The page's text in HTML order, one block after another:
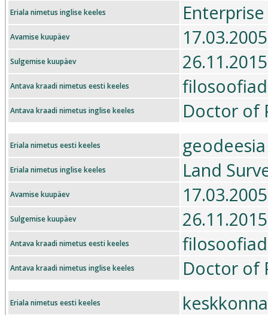
Eriala nimetus inglise keeles
Avamise kuupäev 17.03.2005
Sulgemise kuupäev 26.11.2015
Antava kraadi nimetus eesti keeles
Antava kraadi nimetus inglise keeles Doctor of
Eriala nimetus eesti keeles geodeesia
Eriala nimetus inglise keeles Land
Avamise kuupäev 17.03.2005
Sulgemise kuupäev 26.11.2015
Antava kraadi nimetus eesti keeles
Antava kraadi nimetus inglise keeles Doctor of
Eriala nimetus eesti keeles